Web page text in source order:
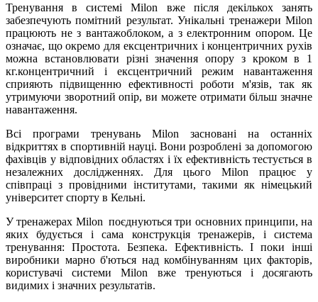
Тренування в системі Milon вже після декількох занять
забезпечують помітний результат. Унікальні тренажери Milon
працюють не з вантажоблоком, а з електронним опором. Це
означає, що окремо для ексцентричних і концентричних рухів
можна встановлювати різні значення опору з кроком в 1
кг.концентричний і ексцентричний режим навантаження
сприяють підвищенню ефективності роботи м'язів, так як
утримуючи зворотний опір, ви можете отримати більш значне
навантаження.
Всі програми тренувань Milon засновані на останніх
відкриттях в спортивній науці. Вони розроблені за допомогою
фахівців у відповідних областях і їх ефективність тестується в
незалежних дослідженнях. Для цього Milon працює у
співпраці з провідними інститутами, такими як німецький
університет спорту в Кельні.
У тренажерах Milon поєднуються три основних принципи, на
яких будується і сама конструкція тренажерів, і система
тренування: Простота. Безпека. Ефективність. І поки інші
виробники марно б'ються над комбінуванням цих факторів,
користувачі системи Milon вже тренуються і досягають
видимих і значних результатів.